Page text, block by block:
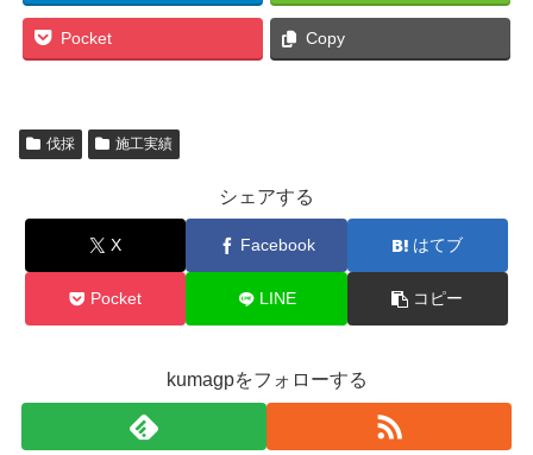
Pocket Copy
伐採 施工実績
シェアする
X Facebook はてブ
Pocket LINE コピー
kumagpをフォローする